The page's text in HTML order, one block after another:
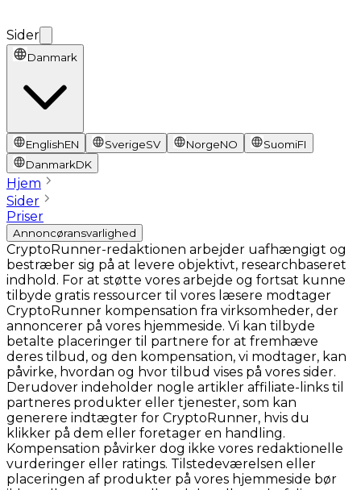
Sider
Danmark
EnglishEN SverigeSV NorgeNO SuomiFI
DanmarkDK
Hjem
Sider
Priser
Annoncøransvarlighed
CryptoRunner-redaktionen arbejder uafhængigt og
bestræber sig på at levere objektivt, researchbaseret
indhold. For at støtte vores arbejde og fortsat kunne
tilbyde gratis ressourcer til vores læsere modtager
CryptoRunner kompensation fra virksomheder, der
annoncerer på vores hjemmeside. Vi kan tilbyde
betalte placeringer til partnere for at fremhæve
deres tilbud, og den kompensation, vi modtager, kan
påvirke, hvordan og hvor tilbud vises på vores sider.
Derudover indeholder nogle artikler affiliate-links til
partneres produkter eller tjenester, som kan
generere indtægter for CryptoRunner, hvis du
klikker på dem eller foretager en handling.
Kompensation påvirker dog ikke vores redaktionelle
vurderinger eller ratings. Tilstedeværelsen eller
placeringen af produkter på vores hjemmeside bør